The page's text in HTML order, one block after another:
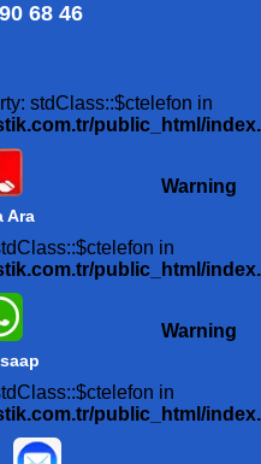
68 46
stdClass::$ctelefon in
public_html/
Ara
Warning
in
public_html/
Warning
in
public_html/